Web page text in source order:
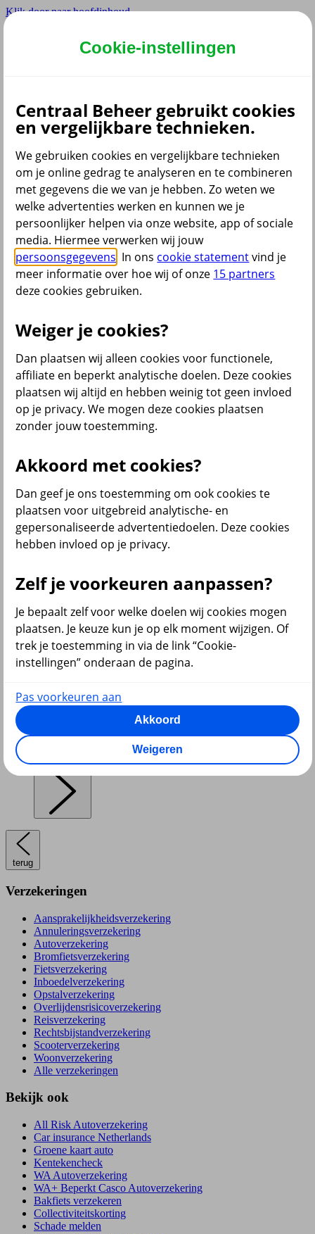
Klik door naar hoofdinhoud
Hoofdmenu navigatie
Adviseur
Partner
Dyslexie lettertype
Aan / Uit
Cookies aanpassen
CoBrowsing
Start
Menu
Producten
Situaties Klantenservice
Sparen
Pensioen en lijfrente
Hypotheek
terug
Verzekeringen
Aansprakelijkheidsverzekering
Annuleringsverzekering
Autoverzekering
Bromfietsverzekering
Fietsverzekering
Inboedelverzekering
Opstalverzekering
Overlijdensrisicoverzekering
Reisverzekering
Rechtsbijstandverzekering
Scooterverzekering
Woonverzekering
Alle verzekeringen
Bekijk ook
All Risk Autoverzekering
Car insurance Netherlands
Groene kaart auto
Kentekencheck
WA Autoverzekering
WA+ Beperkt Casco Autoverzekering
Bakfiets verzekeren
Collectiviteitskorting
Schade melden
Cookie-instellingen
Centraal Beheer gebruikt cookies
en vergelijkbare technieken.
We gebruiken cookies en vergelijkbare technieken
om je online gedrag te analyseren en te combineren
met gegevens die we van je hebben. Zo weten we
welke advertenties werken en kunnen we je
persoonlijker helpen via onze website, app of sociale
media. Hiermee verwerken wij jouw
persoonsgegevens . In ons cookie statementvind je
meer informatie over hoe wij of onze 15 partners
deze cookies gebruiken.
Weiger je cookies?
Dan plaatsen wij alleen cookies voor functionele,
affiliate en beperkt analytische doelen. Deze cookies
plaatsen wij altijd en hebben weinig tot geen invloed
op je privacy. We mogen deze cookies plaatsen
zonder jouw toestemming.
Akkoord met cookies?
Dan geef je ons toestemming om ook cookies te
plaatsen voor uitgebreid analytische- en
gepersonaliseerde advertentiedoelen. Deze cookies
hebben invloed op je privacy.
Zelf je voorkeuren aanpassen?
Je bepaalt zelf voor welke doelen wij cookies mogen
plaatsen. Je keuze kun je op elk moment wijzigen. Of
trek je toestemming in via de link “Cookie-
instellingen” onderaan de pagina.
Pas voorkeuren aan
Akkoord
Weigeren